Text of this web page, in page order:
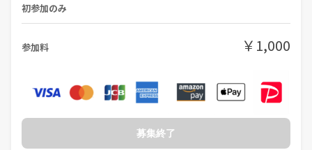
**カフェりんぐ。**では、 安心して楽しめる空間づくりを大切にして
※無断欠席が続く場合は、今後のご参加をお断りすることがありま
🚫 その2｜強引なナンパはNG！
相手の気持ちを無視したアプローチは絶対NG。
初参加のみ
参加料 ￥1,000
募集終了